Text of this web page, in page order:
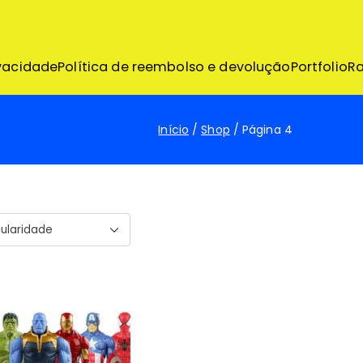
Política de reembolso e devoluçãoPortfolio
Início Shop Página 4